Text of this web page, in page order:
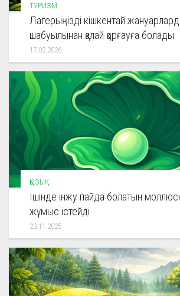
ТУРИЗМ
Лагерьіңізді кішкентай
шабуылынан қалай қорғауға болады
17.02.2026
ҚЫЗЫҚ
Ішінде інжу пайда болатын
жұмыс істейді
23.11.2025